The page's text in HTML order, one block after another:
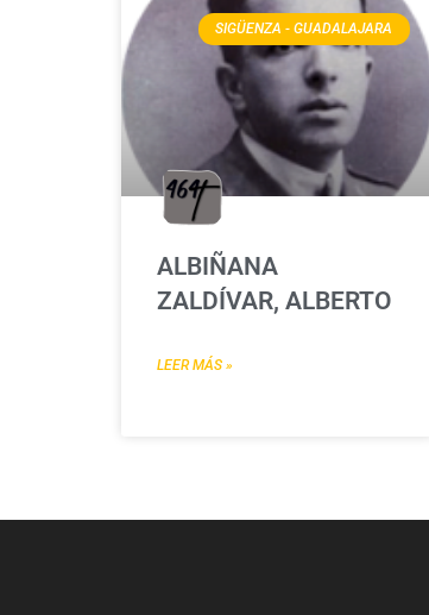
SIGÜENZA - GUADALAJARA
ALBIÑANA
ZALDÍVAR, ALBERTO
LEER MÁS »